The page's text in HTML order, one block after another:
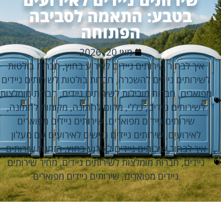
בטבע: התאמה לסביבה
הפתוחה
מאי 20, 2026
איך לבחור שירותים ניידים לאירוע בחוץ,חברות בולטות
לשירותים ניידים להשכרה, חברות בולטות לשירותים ניידים
מפוארים,חברות מובילות לשירותים ניידים,חברות מומלצות
לשירותים ניידים,כללי,מקום לחתונה,מקומות לחתונה,
שירותים ניידים מפוארים, שירותים ניידים מפוארים
לאירועים, שירותים ניידים נגישים לאירועים עם מעלון
איך לבחור שירותים ניידים לאירוע בחוץ,הזמנת שירותים
ניידים,חברות מומלצות לשירותים ניידים,מחיר שירותים
ניידים מפוארים,שירותים ניידים מפוארים